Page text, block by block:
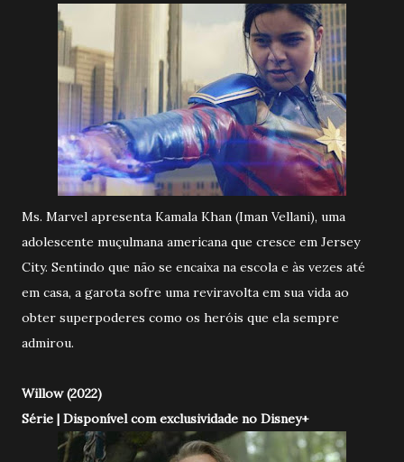
Ms. Marvel apresenta Kamala Khan (Iman Vellani), uma
adolescente muçulmana americana que cresce em Jersey
City. Sentindo que não se encaixa na escola e às vezes até
em casa, a garota sofre uma reviravolta em sua vida ao
obter superpoderes como os heróis que ela sempre
admirou.
Willow (2022)
Série | Disponível com exclusividade no Disney+